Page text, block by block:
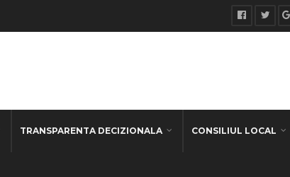
TRANSPARENTA DECIZIONALA CONSILIUL LOCAL